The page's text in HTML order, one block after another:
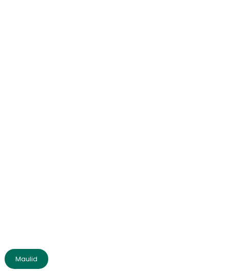
Maulid